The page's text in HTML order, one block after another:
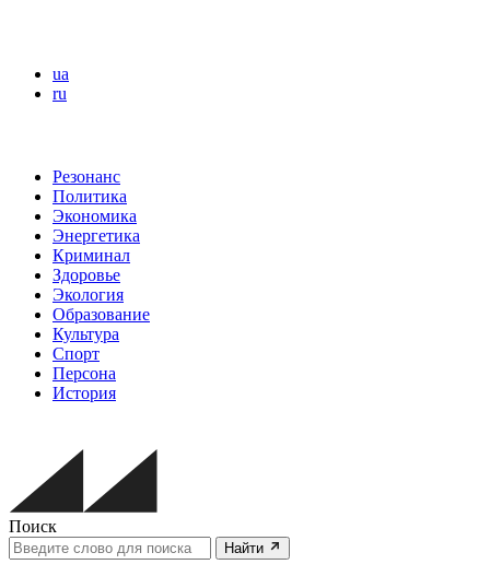
ua
ru
Резонанс
Политика
Экономика
Энергетика
Криминал
Здоровье
Экология
Образование
Культура
Спорт
Персона
История
Поиск
Найти